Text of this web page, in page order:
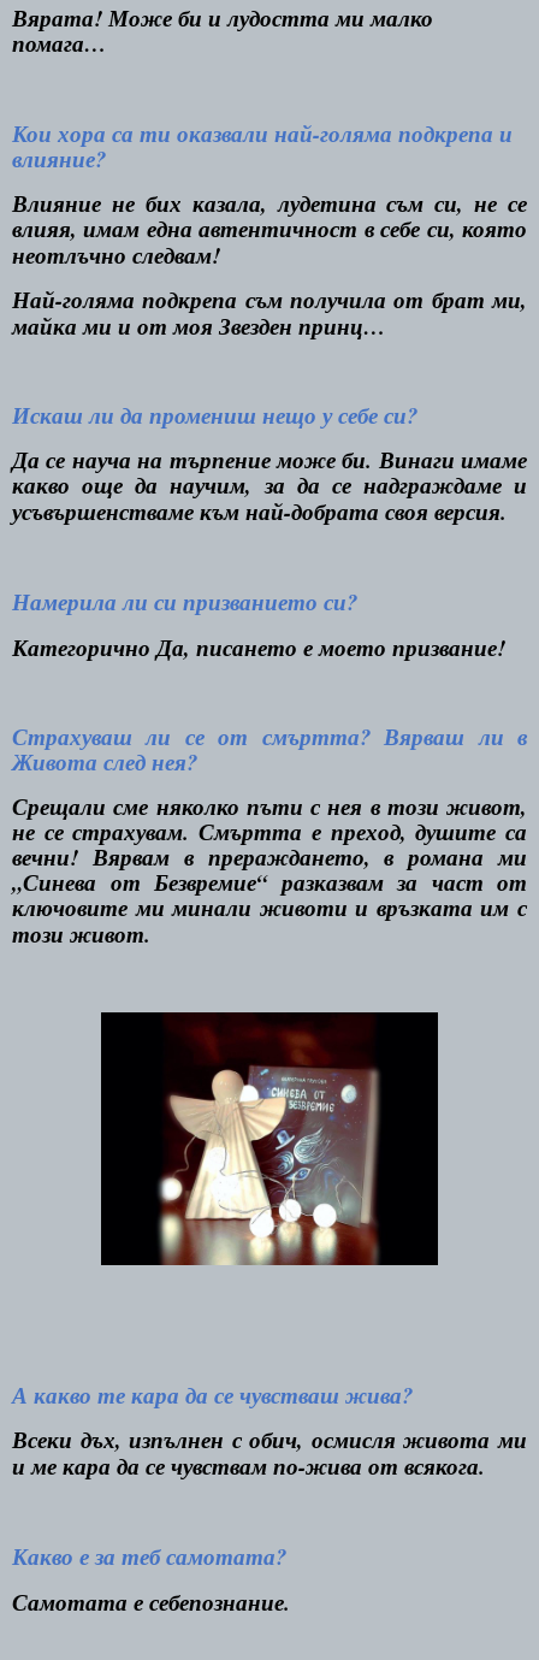
Вярата! Може би и лудостта ми малко
помага…
Кои хора са ти оказвали най-голяма подкрепа и
влияние?
Влияние не бих казала, лудетина съм си, не се
влияя, имам една автентичност в себе си, която
неотлъчно следвам!
Най-голяма подкрепа съм получила от брат ми,
майка ми и от моя Звезден принц…
Искаш ли да промениш нещо у себе си?
Да се науча на търпение може би. Винаги имаме
какво още да научим, за да се надграждаме и
усъвършенстваме към най-добрата своя версия.
Намерила ли си призванието си?
Категорично Да, писането е моето призвание!
Страхуваш ли се от смъртта? Вярваш ли в
Живота след нея?
Срещали сме няколко пъти с нея в този живот,
не се страхувам. Смъртта е преход, душите са
вечни! Вярвам в прераждането, в романа ми
„Синева от Безвремие“ разказвам за част от
ключовите ми минали животи и връзката им с
този живот.
А какво те кара да се чувстваш жива?
Всеки дъх, изпълнен с обич, осмисля живота ми
и ме кара да се чувствам по-жива от всякога.
Какво е за теб самотата?
Самотата е себепознание.